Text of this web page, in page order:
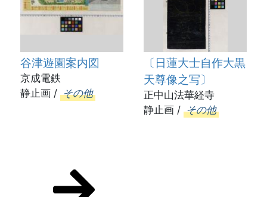
谷津遊園案内図
京成電鉄
静止画 / その他
〔日蓮大士自作大黒
天尊像之写〕
正中山法華経寺
静止画 / その他